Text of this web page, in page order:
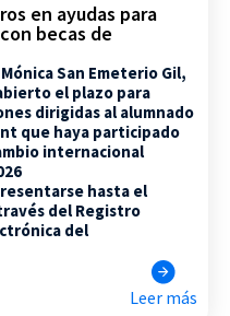
en ayudas para
becas de
San Emeterio Gil,
el plazo para
dirigidas al alumnado
que haya participado
internacional
hasta el
del Registro
del
Leer más